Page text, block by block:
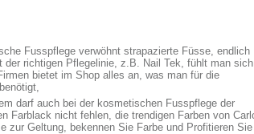
Fusspflege verwöhnt strapazierte Füsse, endlich
der richtigen Pflegelinie, z.B. Nail Tek, fühlt man sich
bietet im Shop alles an, was man für die
darf auch bei der kosmetischen Fusspflege der
Farblack nicht fehlen, die trendigen Farben von
zur Geltung, bekennen Sie Farbe und Profitieren Sie